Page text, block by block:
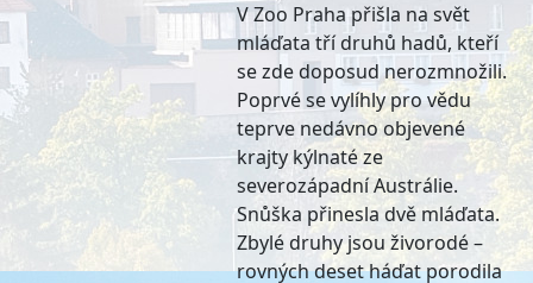
V Zoo Praha přišla na svět
mláďata tří druhů hadů, kteří
se zde doposud nerozmnožili.
Poprvé se vylíhly pro vědu
teprve nedávno objevené
krajty kýlnaté ze
severozápadní Austrálie.
Snůška přinesla dvě mláďata.
Zbylé druhy jsou živorodé –
rovných deset háďat porodila